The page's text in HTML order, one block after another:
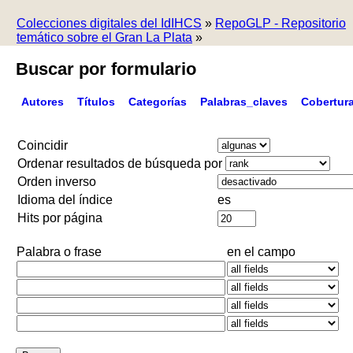
Colecciones digitales del IdIHCS » RepoGLP - Repositorio
temático sobre el Gran La Plata »
Buscar por formulario
Autores Títulos Categorías Palabras_claves
Coincidir
Ordenar resultados de búsqueda por
Orden inverso
Idioma del índice
es
Hits por página
Palabra o frase en el campo